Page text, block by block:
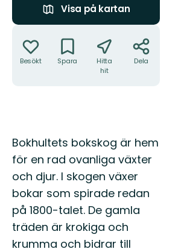
Visa på kartan
Besökt Spara
Hitta
hit
Dela
Beskrivning
Bokhultets bokskog är hem
för en rad ovanliga växter
och djur. I skogen växer
bokar som spirade redan
på 1800-talet. De gamla
träden är krokiga och
krumma och bidrar till